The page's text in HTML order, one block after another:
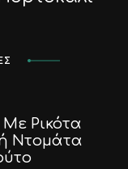
Ρικότα
Ντομάτα